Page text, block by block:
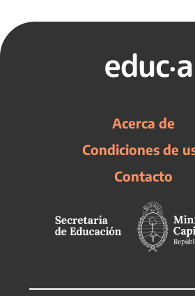
Acerca de
Condiciones de
Contacto